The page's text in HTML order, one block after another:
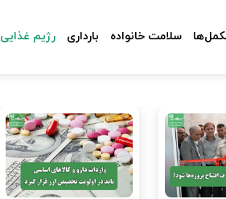
سلامت خانواده بارداری رژیم غذایی